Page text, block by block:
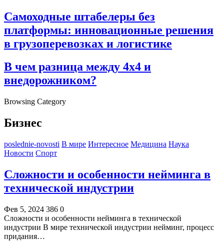
Самоходные штабелеры без
платформы: инновационные решения
в грузоперевозках и логистике
В чем разница между 4х4 и
внедорожником?
Browsing Category
Бизнес
poslednie-novosti В мире Интересное Медицина Наука
Новости Спорт
Сложности и особенности нейминга в
технической индустрии
Фев 5, 2024 386 0
Сложности и особенности нейминга в технической
индустрии В мире технической индустрии нейминг, процесс
придания…